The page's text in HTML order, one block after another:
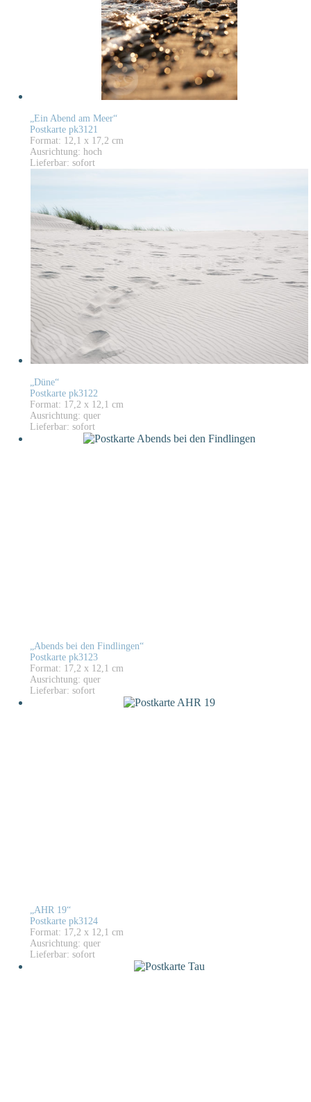
„Ein Abend am Meer“
Postkarte pk3121
Format: 12,1 x 17,2 cm
Ausrichtung: hoch
Lieferbar: sofort
„Düne“
Postkarte pk3122
Format: 17,2 x 12,1 cm
Ausrichtung: quer
Lieferbar: sofort
„Abends bei den Findlingen“
Postkarte pk3123
Format: 17,2 x 12,1 cm
Ausrichtung: quer
Lieferbar: sofort
„AHR 19“
Postkarte pk3124
Format: 17,2 x 12,1 cm
Ausrichtung: quer
Lieferbar: sofort